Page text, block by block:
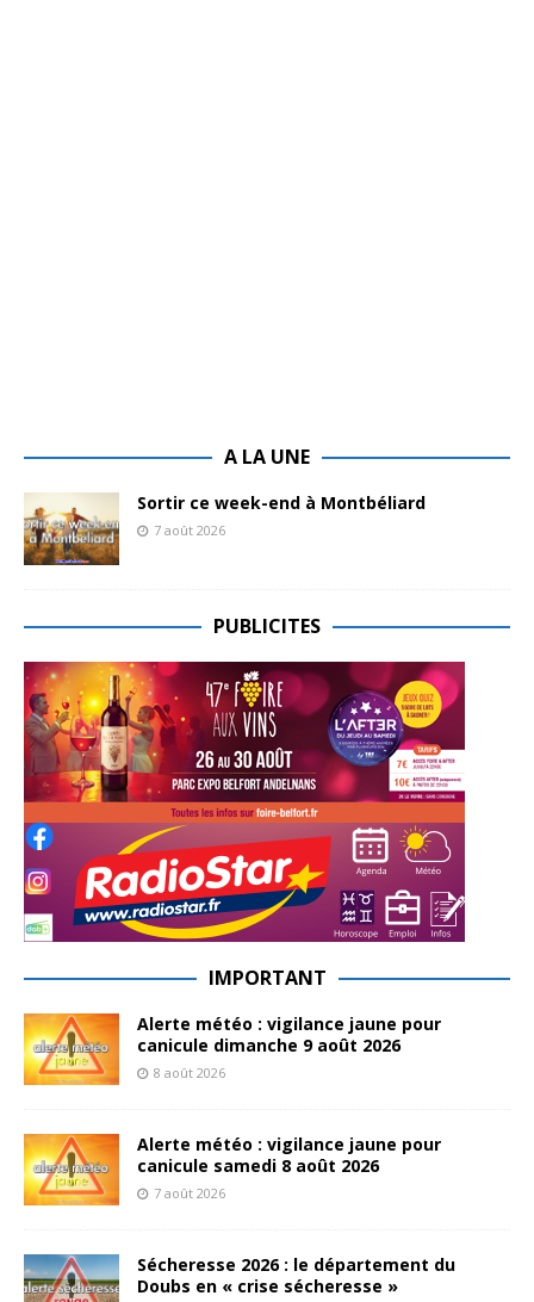
A LA UNE
Sortir ce week-end à Montbéliard
7 août 2026
PUBLICITES
IMPORTANT
Alerte météo : vigilance jaune pour
canicule dimanche 9 août 2026
8 août 2026
Alerte météo : vigilance jaune pour
canicule samedi 8 août 2026
7 août 2026
Sécheresse 2026 : le département du
Doubs en « crise sécheresse »